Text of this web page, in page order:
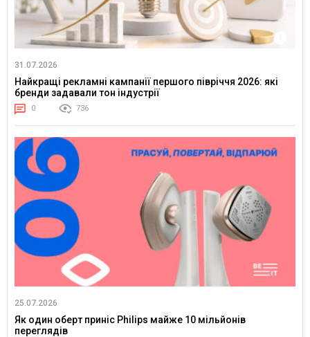
31.07.2026
Найкращі рекламні кампанії першого півріччя 2026: які
бренди задавали тон індустрії
0 736
25.07.2026
Як один оберт приніс Philips майже 10 мільйонів
переглядів